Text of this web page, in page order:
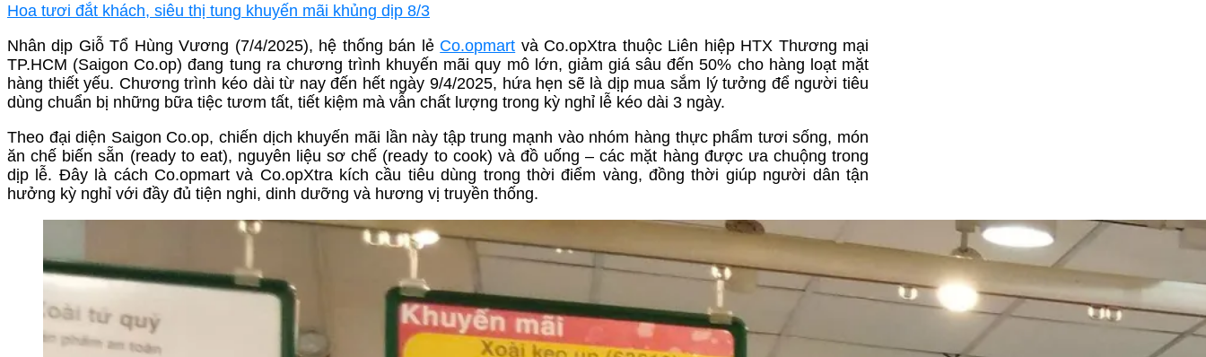
Hoa tươi đắt khách, siêu thị tung khuyến mãi khủng dịp 8/3
Nhân dịp Giỗ Tổ Hùng Vương (7/4/2025), hệ thống bán lẻ Co.opmart và Co.opXtra thuộc Liên hiệp HTX Thương mại
TP.HCM (Saigon Co.op) đang tung ra chương trình khuyến mãi quy mô lớn, giảm giá sâu đến 50% cho hàng loạt mặt
hàng thiết yếu. Chương trình kéo dài từ nay đến hết ngày 9/4/2025, hứa hẹn sẽ là dịp mua sắm lý tưởng để người tiêu
dùng chuẩn bị những bữa tiệc tươm tất, tiết kiệm mà vẫn chất lượng trong kỳ nghỉ lễ kéo dài 3 ngày.
Theo đại diện Saigon Co.op, chiến dịch khuyến mãi lần này tập trung mạnh vào nhóm hàng thực phẩm tươi sống, món
ăn chế biến sẵn (ready to eat), nguyên liệu sơ chế (ready to cook) và đồ uống – các mặt hàng được ưa chuộng trong
dịp lễ. Đây là cách Co.opmart và Co.opXtra kích cầu tiêu dùng trong thời điểm vàng, đồng thời giúp người dân tận
hưởng kỳ nghỉ với đầy đủ tiện nghi, dinh dưỡng và hương vị truyền thống.